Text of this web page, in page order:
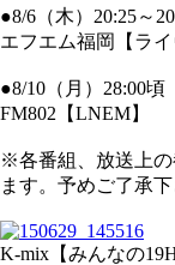
●8/6（木）20:25～
エフエム福岡【ライ
●8/10（月）28:00頃
FM802【LNEM】
※各番組、放送上
ます。予めご了承下
K-mix【みんなの